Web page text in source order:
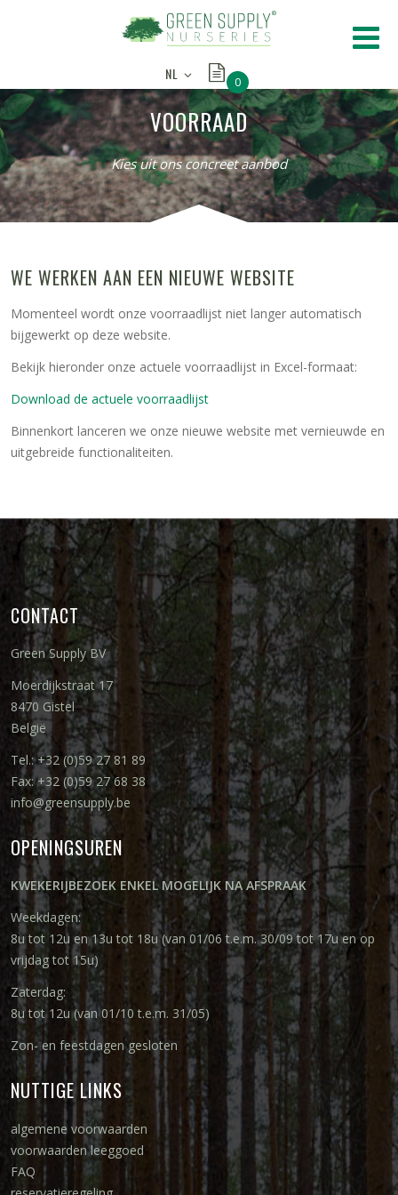
NL 0
VOORRAAD
Kies uit ons concreet aanbod
WE WERKEN AAN EEN NIEUWE WEBSITE
Momenteel wordt onze voorraadlijst niet langer automatisch
bijgewerkt op deze website.
Bekijk hieronder onze actuele voorraadlijst in Excel-formaat:
Download de actuele voorraadlijst
Binnenkort lanceren we onze nieuwe website met vernieuwde en
uitgebreide functionaliteiten.
CONTACT
Green Supply BV
Moerdijkstraat 17
8470 Gistel
België
Tel.: +32 (0)59 27 81 89
Fax: +32 (0)59 27 68 38
info@greensupply.be
OPENINGSUREN
KWEKERIJBEZOEK ENKEL MOGELIJK NA AFSPRAAK
Weekdagen:
8u tot 12u en 13u tot 18u (van 01/06 t.e.m. 30/09 tot 17u en op
vrijdag tot 15u)
Zaterdag:
8u tot 12u (van 01/10 t.e.m. 31/05)
Zon- en feestdagen gesloten
NUTTIGE LINKS
algemene voorwaarden
voorwaarden leeggoed
FAQ